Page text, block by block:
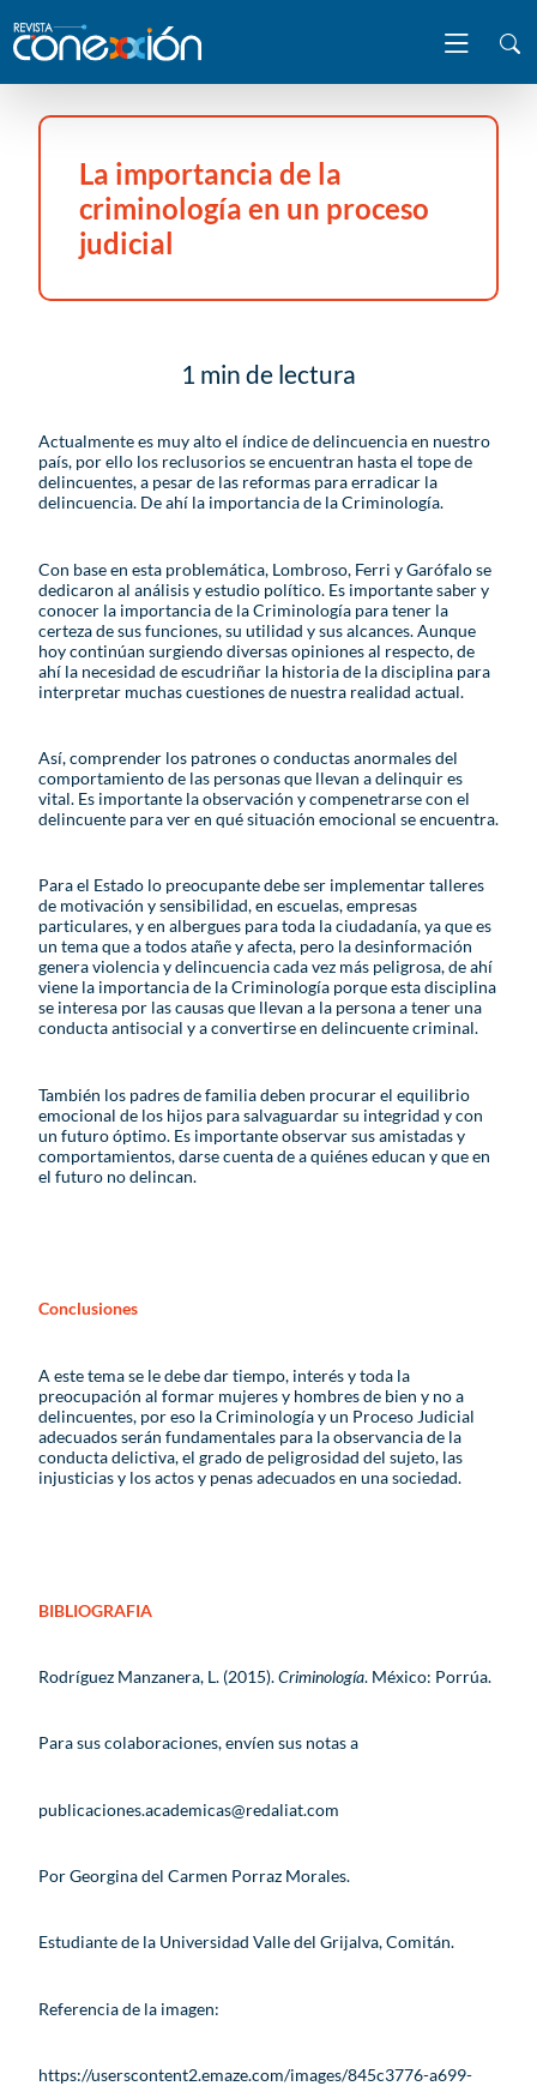
La importancia de la
criminología en un proceso
judicial
1 min de lectura
Actualmente es muy alto el índice de delincuencia en nuestro
país, por ello los reclusorios se encuentran hasta el tope de
delincuentes, a pesar de las reformas para erradicar la
delincuencia. De ahí la importancia de la Criminología.
Con base en esta problemática, Lombroso, Ferri y Garófalo se
dedicaron al análisis y estudio político. Es importante saber y
conocer la importancia de la Criminología para tener la
certeza de sus funciones, su utilidad y sus alcances. Aunque
hoy continúan surgiendo diversas opiniones al respecto, de
ahí la necesidad de escudriñar la historia de la disciplina para
interpretar muchas cuestiones de nuestra realidad actual.
Así, comprender los patrones o conductas anormales del
comportamiento de las personas que llevan a delinquir es
vital. Es importante la observación y compenetrarse con el
delincuente para ver en qué situación emocional se encuentra.
Para el Estado lo preocupante debe ser implementar talleres
de motivación y sensibilidad, en escuelas, empresas
particulares, y en albergues para toda la ciudadanía, ya que es
un tema que a todos atañe y afecta, pero la desinformación
genera violencia y delincuencia cada vez más peligrosa, de ahí
viene la importancia de la Criminología porque esta disciplina
se interesa por las causas que llevan a la persona a tener una
conducta antisocial y a convertirse en delincuente criminal.
También los padres de familia deben procurar el equilibrio
emocional de los hijos para salvaguardar su integridad y con
un futuro óptimo. Es importante observar sus amistadas y
comportamientos, darse cuenta de a quiénes educan y que en
el futuro no delincan.
Conclusiones
A este tema se le debe dar tiempo, interés y toda la
preocupación al formar mujeres y hombres de bien y no a
delincuentes, por eso la Criminología y un Proceso Judicial
adecuados serán fundamentales para la observancia de la
conducta delictiva, el grado de peligrosidad del sujeto, las
injusticias y los actos y penas adecuados en una sociedad.
BIBLIOGRAFIA
Rodríguez Manzanera, L. (2015).Criminología. México: Porrúa.
Para sus colaboraciones, envíen sus notas a
publicaciones.academicas@redaliat.com
Por Georgina del Carmen Porraz Morales.
Estudiante de la Universidad Valle del Grijalva, Comitán.
Referencia de la imagen:
https://userscontent2.emaze.com/images/845c3776-a699-